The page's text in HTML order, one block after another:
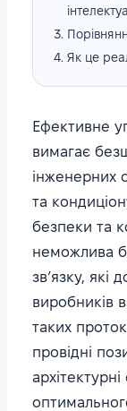
Як це
Ефективне
вимагає
інженерних
та
безпеки та
неможлива
зв’язку, які
виробників
таких
провідні